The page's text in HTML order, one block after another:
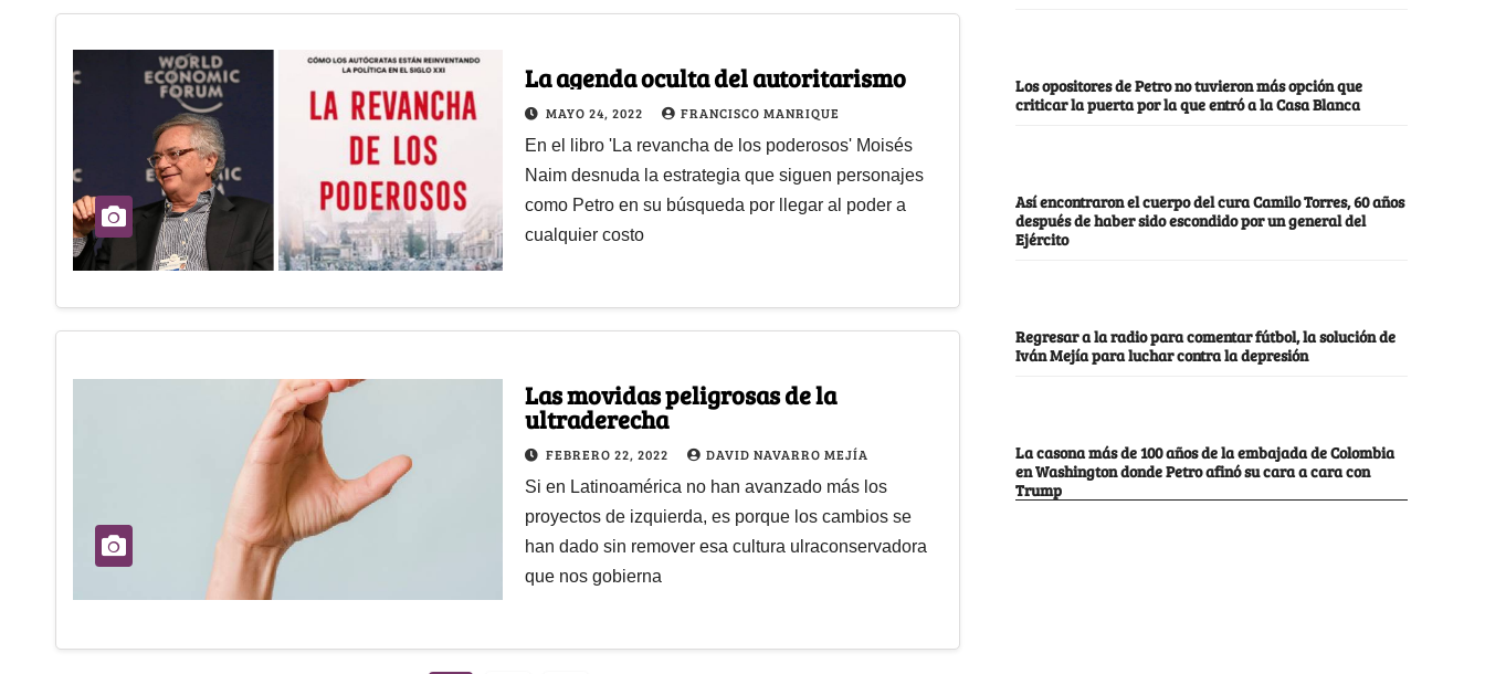
La agenda oculta del autoritarismo
MAYO 24, 2022 FRANCISCO MANRIQUE
En el libro 'La revancha de los poderosos' Moisés
Naim desnuda la estrategia que siguen personajes
como Petro en su búsqueda por llegar al poder a
cualquier costo
Las movidas peligrosas de la
ultraderecha
FEBRERO 22, 2022 DAVID NAVARRO MEJÍA
Si en Latinoamérica no han avanzado más los
proyectos de izquierda, es porque los cambios se
han dado sin remover esa cultura ulraconservadora
que nos gobierna
Los opositores de Petro no tuvieron más opción que
criticar la puerta por la que entró a la Casa Blanca
Así encontraron el cuerpo del cura Camilo Torres, 60 años
después de haber sido escondido por un general del
Ejército
Regresar a la radio para comentar fútbol, la solución de
Iván Mejía para luchar contra la depresión
La casona más de 100 años de la embajada de Colombia
en Washington donde Petro afinó su cara a cara con
Trump